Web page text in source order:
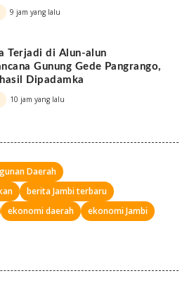
9 jam yang lalu
Terjadi di Alun-alun
Gunung Gede Pangrango,
Dipadamka
10 jam yang lalu
Daerah
berita Jambi terbaru
ekonomi daerah
ekonomi Jambi